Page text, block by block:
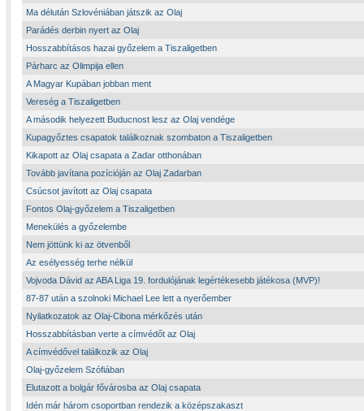
Ma délután Szlovéniában játszik az Olaj
Parádés derbin nyert az Olaj
Hosszabbításos hazai győzelem a Tiszaligetben
Párharc az Olimpija ellen
A Magyar Kupában jobban ment
Vereség a Tiszaligetben
A második helyezett Buducnost lesz az Olaj vendége
Kupagyőztes csapatok találkoznak szombaton a Tiszaligetben
Kikapott az Olaj csapata a Zadar otthonában
Tovább javítana pozícióján az Olaj Zadarban
Csúcsot javított az Olaj csapata
Fontos Olaj-győzelem a Tiszaligetben
Menekülés a győzelembe
Nem jöttünk ki az ötvenből
Az esélyesség terhe nélkül
Vojvoda Dávid az ABA Liga 19. fordulójának legértékesebb játékosa (MVP)!
87-87 után a szolnoki Michael Lee lett a nyerőember
Nyilatkozatok az Olaj-Cibona mérkőzés után
Hosszabbításban verte a címvédőt az Olaj
A címvédővel találkozik az Olaj
Olaj-győzelem Szófiában
Elutazott a bolgár fővárosba az Olaj csapata
Idén már három csoportban rendezik a középszakaszt